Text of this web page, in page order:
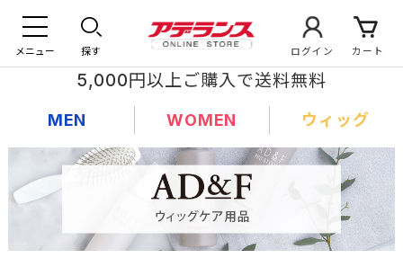
メニュー 探す ログイン カート
5,000円以上ご購入で送料無料
MEN WOMEN ウィッグ